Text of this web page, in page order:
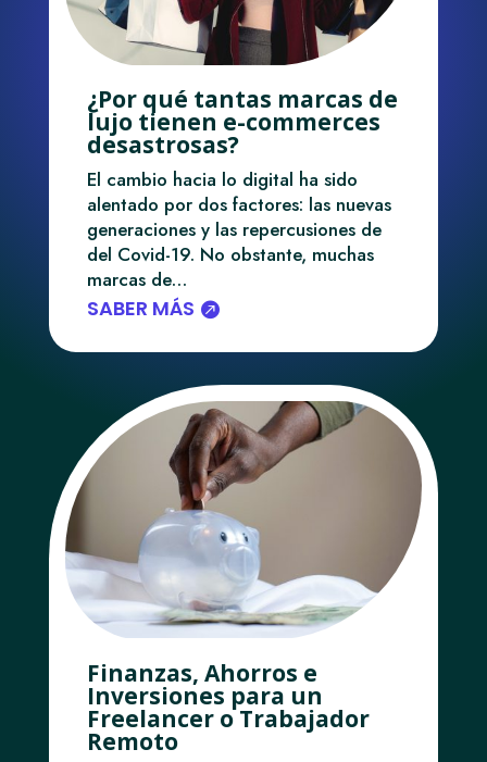
¿Por qué tantas marcas de
lujo tienen e-commerces
desastrosas?
El cambio hacia lo digital ha sido
alentado por dos factores: las nuevas
generaciones y las repercusiones de
del Covid-19. No obstante, muchas
marcas de…
SABER MÁS
Finanzas, Ahorros e
Inversiones para un
Freelancer o Trabajador
Remoto